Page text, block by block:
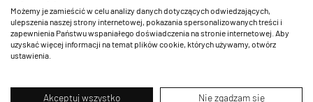
Możemy je zamieścić w celu analizy danych dotyczących odwiedzających,
ulepszenia naszej strony internetowej, pokazania spersonalizowanych treści i
zapewnienia Państwu wspaniałego doświadczenia na stronie internetowej. Aby
uzyskać więcej informacji na temat plików cookie, których używamy, otwórz
ustawienia.
Akceptuj wszystko Nie zgadzam się